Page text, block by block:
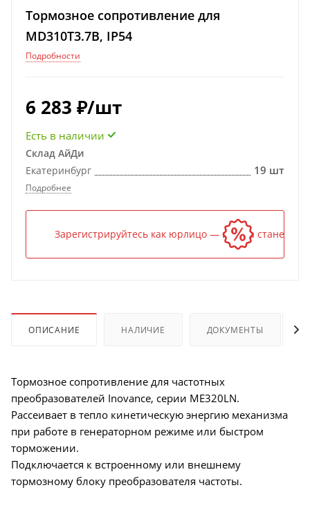
Тормозное сопротивление для
MD310T3.7B, IP54
Подробности
6 283 ₽/шт
Есть в наличии
Склад АйДи
Екатеринбург
19 шт
Подробнее
Зарегистрируйтесь как юрлицо — и цена станет
ОПИСАНИЕ НАЛИЧИЕ ДОКУМЕНТЫ
Тормозное сопротивление для частотных
преобразователей Inovance, серии ME320LN.
Рассеивает в тепло кинетическую энергию механизма
при работе в генераторном режиме или быстром
торможении.
Подключается к встроенному или внешнему
тормозному блоку преобразователя частоты.